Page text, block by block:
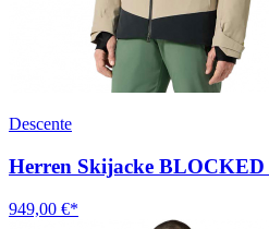
Descente
Herren Skijacke BLOCKED
949,00 €*